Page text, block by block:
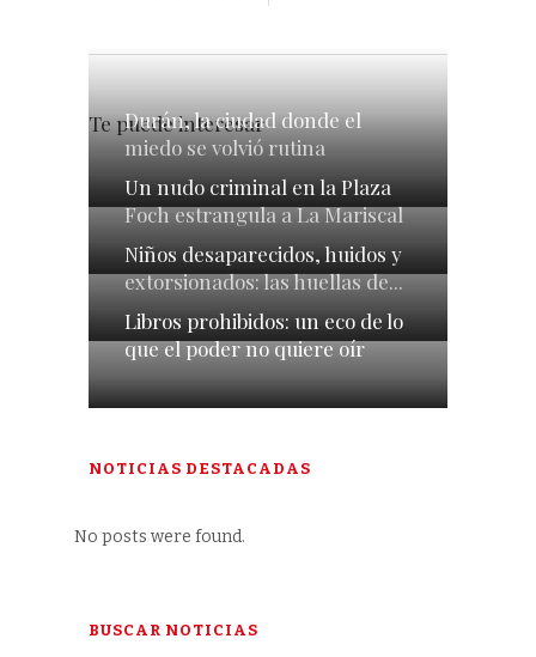
Te puede interesar
Durán, la ciudad donde el
miedo se volvió rutina
Un nudo criminal en la Plaza
Foch estrangula a La Mariscal
Niños desaparecidos, huidos y
extorsionados: las huellas de...
Libros prohibidos: un eco de lo
que el poder no quiere oír
NOTICIAS DESTACADAS
No posts were found.
BUSCAR NOTICIAS